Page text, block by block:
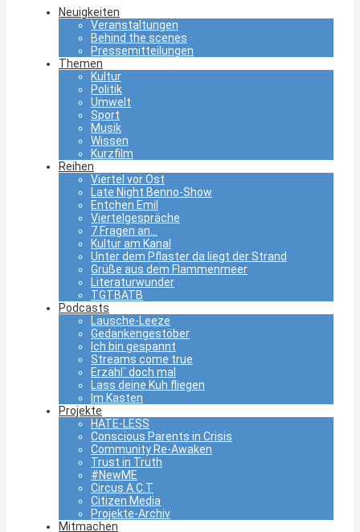
Neuigkeiten
Veranstaltungen
Behind the scenes
Pressemitteilungen
Themen
Kultur
Politik
Umwelt
Sport
Musik
Wissen
Kurzfilm
Reihen
Viertel vor Ost
Late Night Benno-Show
Entchen Emil
Viertelgespräche
7 Fragen an…
Kultur am Kanal
Unter dem Pflaster da liegt der Strand
Grüße aus dem Flammenmeer
Literaturwunder
TGTBATB
Podcasts
Lausche-Leeze
Gedankengestöber
Ich bin gespannt
Streams come true
Erzähl´ doch mal
Lass deine Kuh fliegen
Im Kasten
Projekte
HATE-LESS
Conscious Parents in Crisis
Community Re-Awaken
Trust in Truth
#NewME
Circus A.C.T
Citizen Media
Projekte-Archiv
Mitmachen